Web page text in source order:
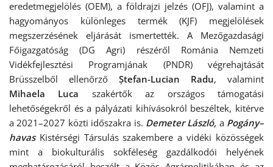
eredetmegjelölés (OEM), a földrajzi jelzés (OFJ), valamint a
hagyományos különleges termék (KJF) megjelölések
megszerzésének eljárását ismertették. A Mezőgazdasági
Főigazgatóság (DG Agri) részéről Románia Nemzeti
Vidékfejlesztési Programjának (PNDR) végrehajtását
Brüsszelből ellenőrző Ștefan-Lucian Radu, valamint
Mihaela Luca szakértők az országos támogatási
lehetőségekről és a pályázati kihívásokról beszéltek, kitérve
a 2021–2027 közti időszakra is. Demeter László, a Pogány–
havasKistérségi Társulás szakembere a vidéki közösségek
mint a biokulturális sokféleség gazdálkodói helyének